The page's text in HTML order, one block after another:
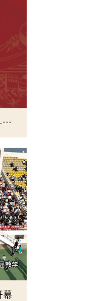
2026年全国保密宣传教育月公益宣传片—方寸之间
幕